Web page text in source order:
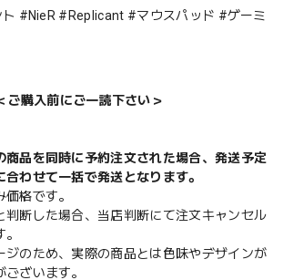
#NieR #Replicant #マウスパッド #ゲーミ
ご購入前にご一読下さい＞
商品を同時に予約注文された場合、発送予定
わせて一括で発送となります。
価格です。
判断した場合、当店判断にて注文キャンセル
ジのため、実際の商品とは色味やデザインが
ざいます。